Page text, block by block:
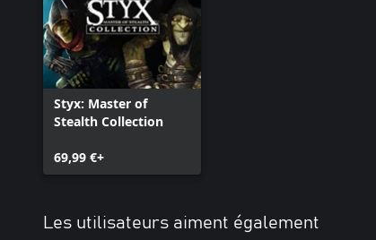
Styx: Master of
Stealth Collection
69,99 €+
Les utilisateurs aiment également